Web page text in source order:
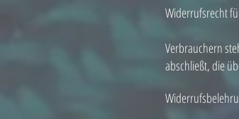
Widerrufsrecht
Verbrauchern
abschließt, die